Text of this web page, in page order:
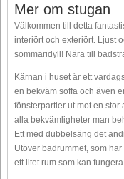
Mer om stugan
Välkommen till detta
interiört och exteriört. Ljust
sommaridyll! Nära till
Kärnan i huset är ett
en bekväm soffa och även
fönsterpartier ut mot en
alla bekvämligheter man
Ett med dubbelsäng det
Utöver badrummet, som
ett litet rum som kan